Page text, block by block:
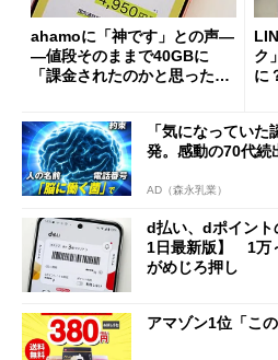
ahamoに「神です」との声―
―値段そのままで40GBに
「課金されたのかと思った」
ク
に
「気になってい
発。感動の70代続
AD（森永乳業）
d払い、dポイント
1日最新版】 1万
がめじろ押し
アマゾン1位「こ